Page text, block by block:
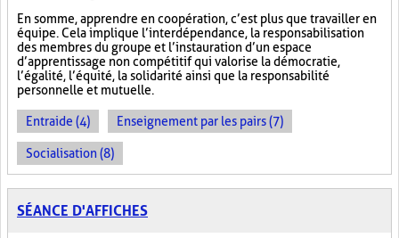
En somme, apprendre en coopération, c’est plus que travailler en
équipe. Cela implique l’interdépendance, la responsabilisation
des membres du groupe et l’instauration d’un espace
d’apprentissage non compétitif qui valorise la démocratie,
l’égalité, l’équité, la solidarité ainsi que la responsabilité
personnelle et mutuelle.
Entraide (4) Enseignement par les pairs (7)
Socialisation (8)
SÉANCE D'AFFICHES